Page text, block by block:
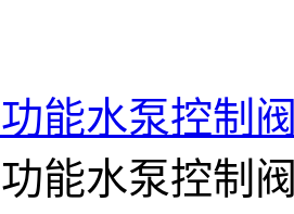
能水泵控制
能水泵控制